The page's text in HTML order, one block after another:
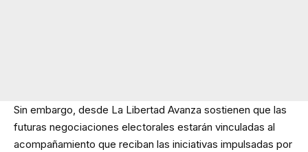
Sin embargo, desde La Libertad Avanza sostienen que las
futuras negociaciones electorales estarán vinculadas al
acompañamiento que reciban las iniciativas impulsadas por